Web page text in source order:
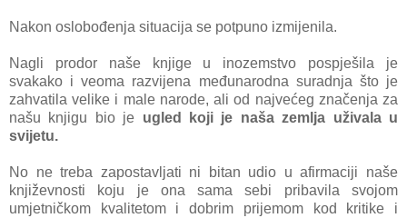
Nakon oslobođenja situacija se potpuno izmijenila.
Nagli prodor naše knjige u inozemstvo pospješila je
svakako i veoma razvijena međunarodna suradnja što je
zahvatila velike i male narode, ali od najvećeg značenja za
našu knjigu bio je ugled koji je naša zemlja uživala u
svijetu.
No ne treba zapostavljati ni bitan udio u afirmaciji naše
književnosti koju je ona sama sebi pribavila svojom
umjetničkom kvalitetom i dobrim prijemom kod kritike i